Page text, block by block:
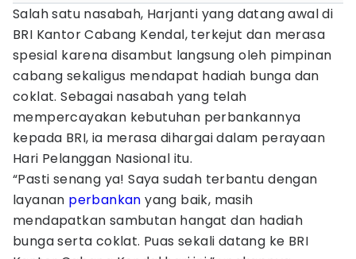
Salah satu nasabah, Harjanti yang datang awal di
BRI Kantor Cabang Kendal, terkejut dan merasa
spesial karena disambut langsung oleh pimpinan
cabang sekaligus mendapat hadiah bunga dan
coklat. Sebagai nasabah yang telah
mempercayakan kebutuhan perbankannya
kepada BRI, ia merasa dihargai dalam perayaan
Hari Pelanggan Nasional itu.
“Pasti senang ya! Saya sudah terbantu dengan
layanan perbankan yang baik, masih
mendapatkan sambutan hangat dan hadiah
bunga serta coklat. Puas sekali datang ke BRI